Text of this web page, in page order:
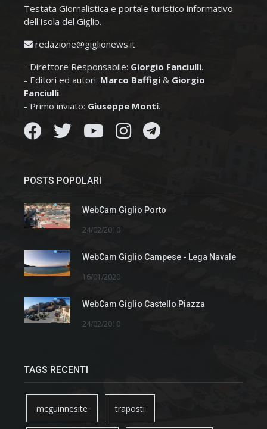
Testata Giornalistica e portale turistico informativo
dell'Isola del Giglio.
redazione@giglionews.it
- Direttore Responsabile: Giorgio Fanciulli.
- Editori ed autori: Marco Baffigi & Giorgio
Fanciulli.
- Primo inviato: Giuseppe Monti.
POSTS POPOLARI
WebCam Giglio Porto
24/02/2010
WebCam Giglio Campese - Lega Navale
16/01/2020
WebCam Giglio Castello Piazza
24/02/2010
TAGS RECENTI
mcguinnesite traposti